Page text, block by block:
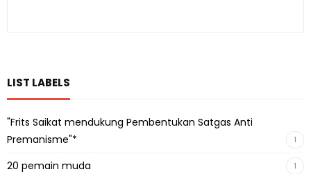
LIST LABELS
"Frits Saikat mendukung Pembentukan Satgas Anti
Premanisme"*
1
20 pemain muda 1